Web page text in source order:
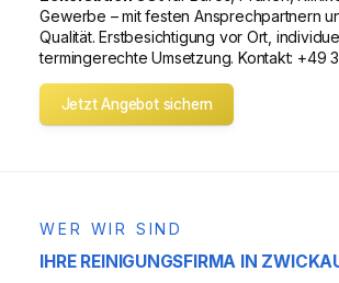
Gewerbe – mit festen Ansprechpartnern
Qualität. Erstbesichtigung vor Ort,
termingerechte Umsetzung. Kontakt: +49
Jetzt Angebot sichern
WER WIR SIND
IHRE REINIGUNGSFIRMA IN